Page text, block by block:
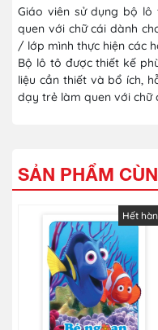
Giáo viên sử dụng bộ
quen với chữ cái dành
/ lớp mình thực hiện các
Bộ lô tô được thiết kế
liệu cần thiết và bổ ích,
dạy trẻ làm quen với chữ
SẢN PHẨM
Hết